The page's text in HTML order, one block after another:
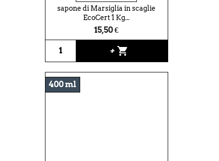
sapone di Marsiglia in scaglie
EcoCert 1 Kg...
15,50 €
+ shopping_cart
400 ml